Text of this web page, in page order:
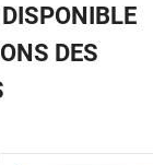
DES